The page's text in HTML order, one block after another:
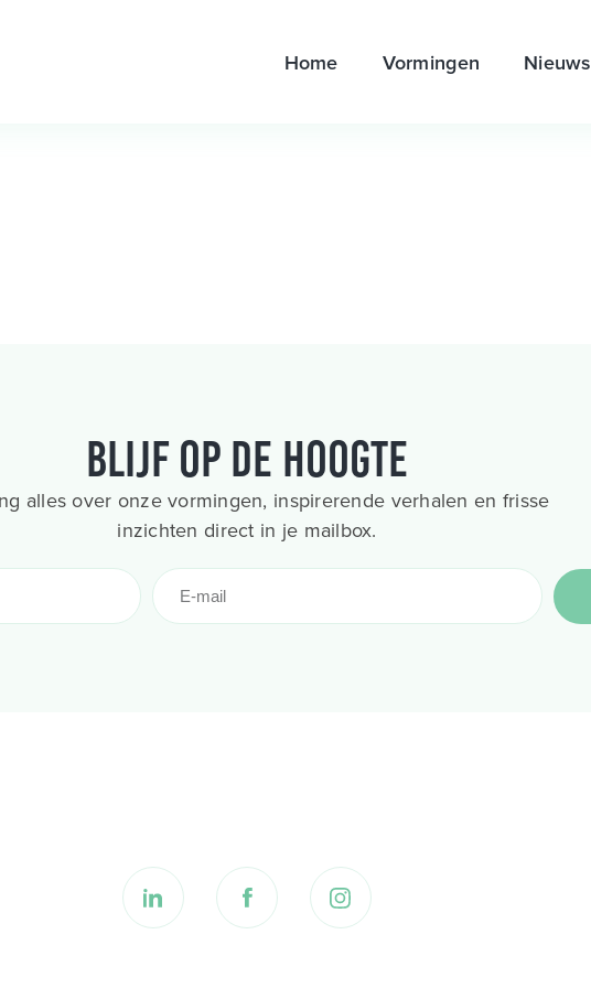
Home Vormingen Nieuws
Blijf op de hoogte
alles over onze vormingen, inspirerende verhalen en frisse
inzichten direct in je mailbox.